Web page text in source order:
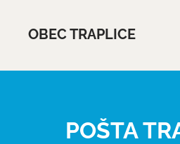
OBEC TRAPLICE
POŠTA